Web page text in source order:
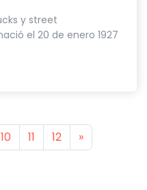
y street
el 20 de enero 1927
10 11 12 »Next